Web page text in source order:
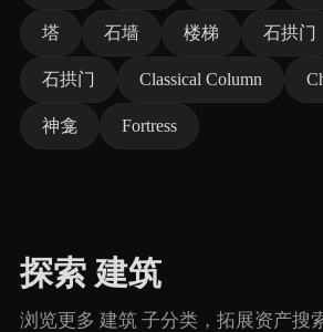
塔 石墙 楼梯 石拱门
石拱门 Classical Column
神龛 Fortress
探索 建筑
浏览更多 建筑 子分类，拓展资产搜